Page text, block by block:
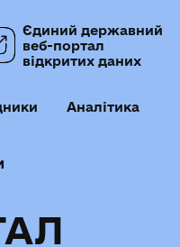
Єдиний державний
веб-портал
відкритих даних
Аналітика